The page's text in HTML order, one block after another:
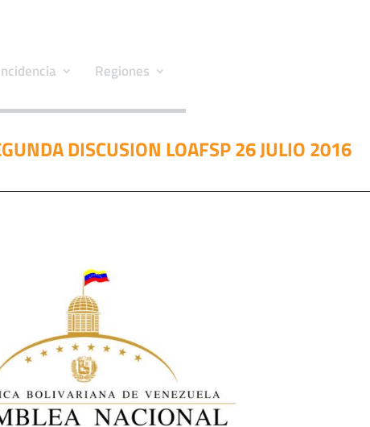
Regiones
DISCUSION LOAFSP 26 JULIO 2016